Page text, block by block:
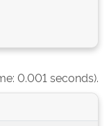
0.001 seconds).